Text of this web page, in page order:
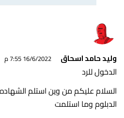
وليد حامد اسحاق 16/6/2022 7:55 م
الدخول للرد
السلام عليكم من وين استلم
الدبلوم وما استلمت